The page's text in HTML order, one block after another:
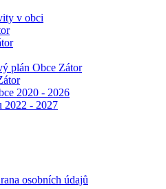
v obci
plán Obce Zátor
2020 - 2026
2022 - 2027
osobních údajů